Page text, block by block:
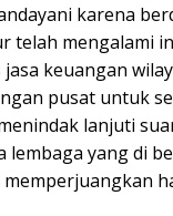
karena
telah mengalami
keuangan
pusat untuk
lanjuti
lembaga yang di